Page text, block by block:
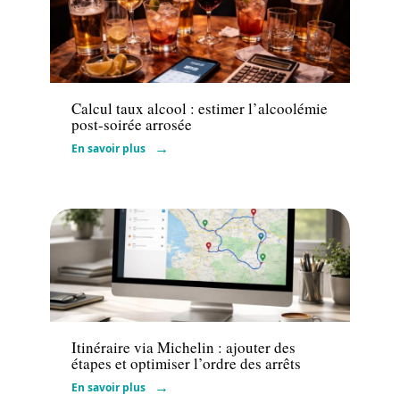
Actu
Calcul taux alcool : estimer l’alcoolémie
post-soirée arrosée
En savoir plus
Actu
Itinéraire via Michelin : ajouter des
étapes et optimiser l’ordre des arrêts
En savoir plus